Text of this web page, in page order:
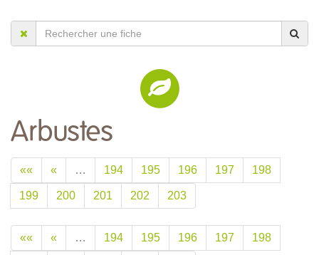
Arbustes
«« « … 194 195 196 197 198
199 200 201 202 203
«« « … 194 195 196 197 198